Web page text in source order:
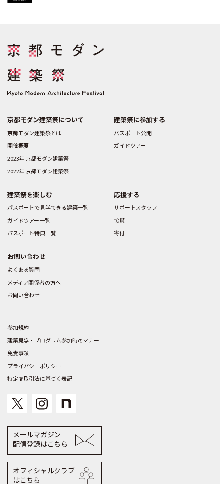
京都モダン建築祭について
京都モダン建築祭とは
開催概要
2023年 京都モダン建築祭
2022年 京都モダン建築祭
建築祭に参加する
パスポート公開
ガイドツアー
建築祭を楽しむ
パスポートで見学できる建築一覧
ガイドツアー一覧
パスポート特典一覧
応援する
サポートスタッフ
協賛
寄付
お問い合わせ
よくある質問
メディア関係者の方へ
お問い合わせ
参加規約
建築見学・プログラム参加時のマナー
免責事項
プライバシーポリシー
特定商取引法に基づく表記
メールマガジン
配信登録はこちら
オフィシャルクラブ
はこちら